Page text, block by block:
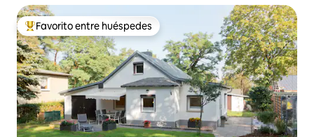
De los mejores en Favorito entre huéspedes
Favorito entre huéspedes